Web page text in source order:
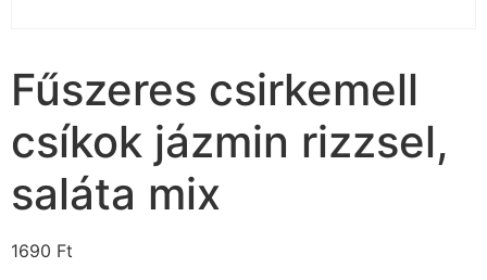
Fűszeres csirkemell
csíkok jázmin rizzsel,
saláta mix
1690 Ft